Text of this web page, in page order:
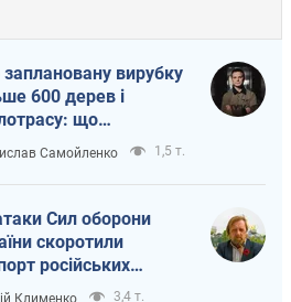
вирубку
600 дерев і
що
на Теремках
Самойленко 1,5 т.
Сил оборони
скоротили
російських
Клименко 3,4 т.